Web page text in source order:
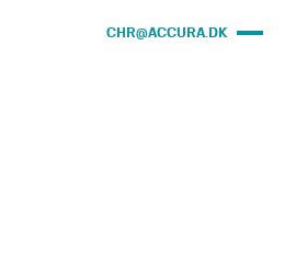
CHR@ACCURA.DK